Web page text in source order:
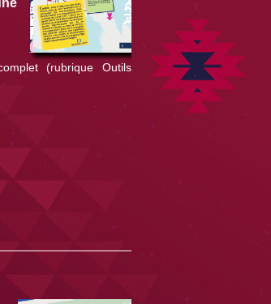
(rubrique Outils